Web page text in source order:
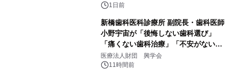
1日前
新橋歯科医科診療所 副院長・歯科医師
小野宇宙が「後悔しない歯科選び」
「痛くない歯科治療」「不安がない治
療計画」をテーマに専門監修
医療法人財団 興学会
11時間前